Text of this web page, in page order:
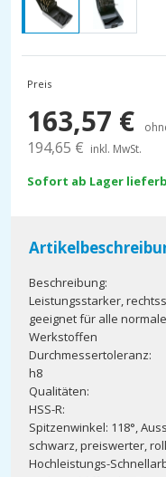
Preis
163,57 €
194,65 € inkl. MwSt.
Sofort ab Lager
Beschreibung:
Leistungsstarker,
geeignet für alle
Werkstoffen
Durchmessertoleranz:
h8
Qualitäten:
HSS-R:
Spitzenwinkel: 118°,
schwarz, preiswerter,
Hochleistungs-